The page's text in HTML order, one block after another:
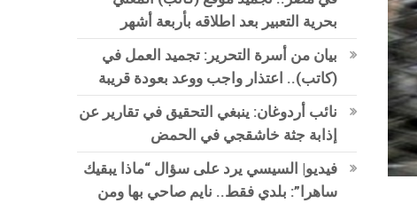
بحرية التعبير بعد اطلاقه بأربعة أشهر
بيان من أسرة التحرير: تجميد العمل في
(كاتب).. اعتذار واجب ووعد بعودة قريبة
نائب أردوغان: ينبغي التحقيق في تقارير عن
إذابة جثة خاشقجي في الحمض
فيديو| السيسي يرد على سؤال “ماذا يبقيك
ساهرا”: بلدي فقط.. نايم صاحي بها ومن